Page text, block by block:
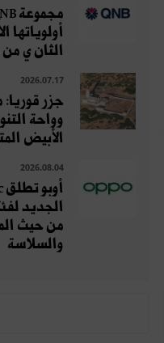
أولوياتها
الثان ي من
2026.07.17
جزر
وواحة
الأبيض
2026.08.04
الجديد
من حيث
والسلاسة